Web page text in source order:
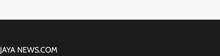
JAYA NEWS.COM